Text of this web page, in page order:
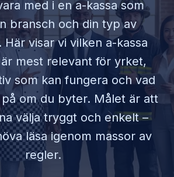
med i en a-kassa som
bransch och din typ av
Här visar vi vilken a-kassa
mest relevant för yrket,
som kan fungera och vad
om du byter. Målet är att
välja tryggt och enkelt –
läsa igenom massor av
regler.